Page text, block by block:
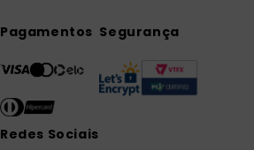
Pagamentos Segurança
Redes Sociais